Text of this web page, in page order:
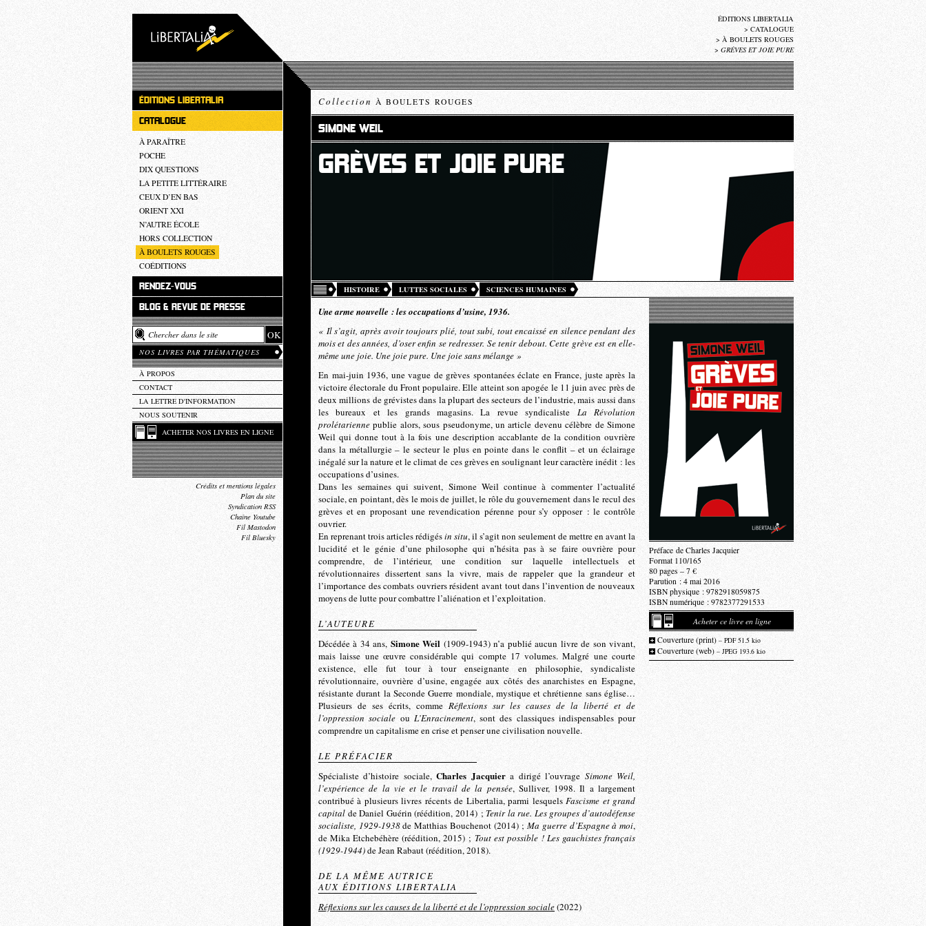
ÉDITIONS LIBERTALIA
> CATALOGUE
> À BOULETS ROUGES
> GRÈVES ET JOIE PURE
ÉDITIONS LIBERTALIA
CATALOGUE
À PARAÎTRE
POCHE
DIX QUESTIONS
LA PETITE LITTÉRAIRE
CEUX D’EN BAS
ORIENT XXI
N’AUTRE ÉCOLE
HORS COLLECTION
À BOULETS ROUGES
COÉDITIONS
RENDEZ-VOUS
BLOG & REVUE DE PRESSE
NOS LIVRES PAR THÉMATIQUES
À PROPOS
CONTACT
LA LETTRE D'INFORMATION
NOUS SOUTENIR
ACHETER NOS LIVRES EN LIGNE
Crédits et mentions légales
Plan du site
Syndication RSS
Chaîne Youtube
Fil Mastodon
Fil Bluesky
Collection À BOULETS ROUGES
SIMONE WEIL
GRÈVES ET JOIE PURE
HISTOIRE LUTTES SOCIALES SCIENCES HUMAINES
Une arme nouvelle : les occupations d’usine, 1936.
« Il s’agit, après avoir toujours plié, tout subi, tout encaissé en silence pendant des
mois et des années, d’oser enfin se redresser. Se tenir debout. Cette grève est en elle-
même une joie. Une joie pure. Une joie sans mélange »
En mai-juin 1936, une vague de grèves spontanées éclate en France, juste après la
victoire électorale du Front populaire. Elle atteint son apogée le 11 juin avec près de
deux millions de grévistes dans la plupart des secteurs de l’industrie, mais aussi dans
les bureaux et les grands magasins. La revue syndicaliste La Révolution
prolétarienne publie alors, sous pseudonyme, un article devenu célèbre de Simone
Weil qui donne tout à la fois une description accablante de la condition ouvrière
dans la métallurgie – le secteur le plus en pointe dans le conflit – et un éclairage
inégalé sur la nature et le climat de ces grèves en soulignant leur caractère inédit : les
occupations d’usines.
Dans les semaines qui suivent, Simone Weil continue à commenter l’actualité
sociale, en pointant, dès le mois de juillet, le rôle du gouvernement dans le recul des
grèves et en proposant une revendication pérenne pour s’y opposer : le contrôle
ouvrier.
En reprenant trois articles rédigésin situ, il s’agit non seulement de mettre en avant la
lucidité et le génie d’une philosophe qui n’hésita pas à se faire ouvrière pour
comprendre, de l’intérieur, une condition sur laquelle intellectuels et
révolutionnaires dissertent sans la vivre, mais de rappeler que la grandeur et
l’importance des combats ouvriers résident avant tout dans l’invention de nouveaux
moyens de lutte pour combattre l’aliénation et l’exploitation.
L’AUTEURE
Décédée à 34 ans, Simone Weil (1909-1943) n’a publié aucun livre de son vivant,
mais laisse une œuvre considérable qui compte 17 volumes. Malgré une courte
existence, elle fut tour à tour enseignante en philosophie, syndicaliste
révolutionnaire, ouvrière d’usine, engagée aux côtés des anarchistes en Espagne,
résistante durant la Seconde Guerre mondiale, mystique et chrétienne sans église…
Plusieurs de ses écrits, comme Réflexions sur les causes de la liberté et de
l’oppression sociale ou L’Enracinement, sont des classiques indispensables pour
comprendre un capitalisme en crise et penser une civilisation nouvelle.
LE PRÉFACIER
Spécialiste d’histoire sociale,Charles Jacquiera dirigé l’ouvrage Simone Weil,
l’expérience de la vie et le travail de la pensée, Sulliver, 1998. Il a largement
contribué à plusieurs livres récents de Libertalia, parmi lesquelsFascisme et grand
capital de Daniel Guérin (réédition, 2014) ;Tenir la rue. Les groupes d’autodéfense
socialiste, 1929-1938de Matthias Bouchenot (2014) ;Ma guerre d’Espagne à moi,
de Mika Etchebéhère (réédition, 2015) ; Tout est possible ! Les gauchistes français
(1929-1944)de Jean Rabaut (réédition, 2018).
DE LA MÊME AUTRICE
AUX ÉDITIONS LIBERTALIA
Réflexions sur les causes de la liberté et de l’oppression sociale(2022)
Préface de Charles Jacquier
Format 110/165
80 pages – 7 €
Parution : 4 mai 2016
ISBN physique : 9782918059875
ISBN numérique : 9782377291533
Acheter ce livre en ligne
Couverture (print) – PDF 51.5 kio
Couverture (web) – JPEG 193.6 kio